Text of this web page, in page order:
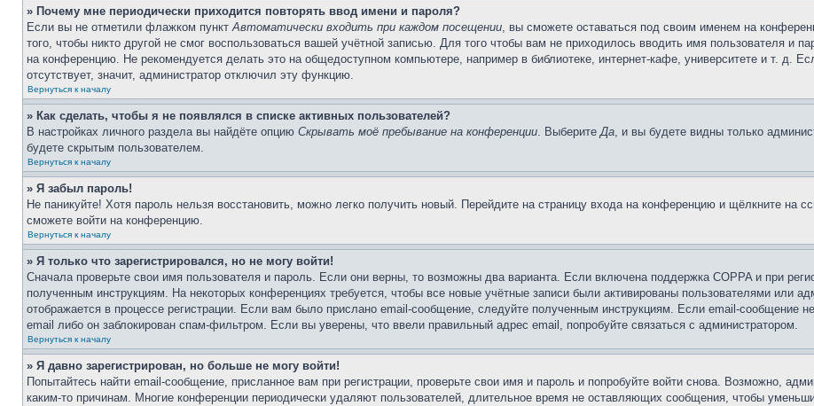
» Почему мне периодически приходится повторять ввод имени и пароля?
Если вы не отметили флажком пунктАвтоматически входить при каждом посещении, вы сможете оставаться под своим именем на
того, чтобы никто другой не смог воспользоваться вашей учётной записью. Для того чтобы вам не приходилось вводить имя пользователя и
на конференцию. Не рекомендуется делать это на общедоступном компьютере, например в библиотеке, интернет-кафе, университете и т. д.
отсутствует, значит, администратор отключил эту функцию.
Вернуться к началу
» Как сделать, чтобы я не появлялся в списке активных пользователей?
В настройках личного раздела вы найдёте опцию Скрывать моё пребывание на конференции. ВыберитеДа, и вы будете видны только
будете скрытым пользователем.
Вернуться к началу
» Я забыл пароль!
Не паникуйте! Хотя пароль нельзя восстановить, можно легко получить новый. Перейдите на страницу входа на конференцию и щёлкните на
сможете войти на конференцию.
Вернуться к началу
» Я только что зарегистрировался, но не могу войти!
Сначала проверьте свои имя пользователя и пароль. Если они верны, то возможны два варианта. Если включена поддержка COPPA и при
полученным инструкциям. На некоторых конференциях требуется, чтобы все новые учётные записи были активированы пользователями или
отображается в процессе регистрации. Если вам было прислано email-сообщение, следуйте полученным инструкциям. Если email-сообщение
email либо он заблокирован спам-фильтром. Если вы уверены, что ввели правильный адрес email, попробуйте связаться с администратором.
Вернуться к началу
» Я давно зарегистрирован, но больше не могу войти!
Попытайтесь найти email-сообщение, присланное вам при регистрации, проверьте свои имя и пароль и попробуйте войти снова. Возможно,
каким-то причинам. Многие конференции периодически удаляют пользователей, длительное время не оставляющих сообщения, чтобы